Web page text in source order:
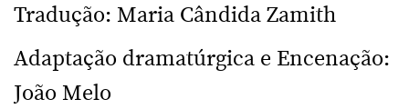
Tradução: Maria Cândida Zamith
Adaptação dramatúrgica e Encenação:
João Melo